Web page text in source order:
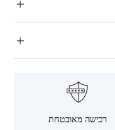
רכישה מאובטחת